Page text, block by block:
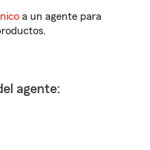
a un agente para
agente: